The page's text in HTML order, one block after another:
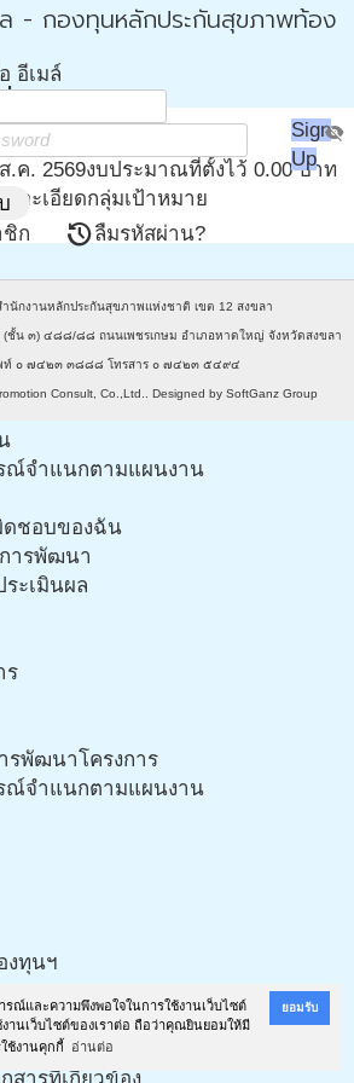
รณ์และความพึงพอใจในการใช้งานเว็บไซต์
านเว็บไซต์ของเราต่อ ถือว่าคุณยินยอมให้มี
ช้งานคุกกี้
อ่านต่อ
ยอมรับ
- กองทุนหลักประกันสุขภาพท้อง
อีเมล์
visibility_off
ชิก restoreลืมรหัสผ่าน?
Sign
Up
ณ์จำแนกตามแผนงาน
ดชอบของฉัน
ารพัฒนา
ะเมินผล
ร
รพัฒนาโครงการ
ณ์จำแนกตามแผนงาน
งทุนฯ
ทุนฯ (งาน LTC)
วทางการทำแผนฯ จากทีมวิชาการ
ะกาศ ฉบับใหม่ ปี 61
สารที่เกี่ยวข้อง
.ค. 2569งบประมาณที่ตั้งไว้ 0.00 บาท
ยละเอียดกลุ่มเป้าหมาย
ำนักงานหลักประกันสุขภาพแห่งชาติ เขต 12 สงขลา
(ชั้น ๓) ๔๘๘/๘๘ ถนนเพชรเกษม อำเภอหาดใหญ่ จังหวัดสงขลา
ท์ ๐ ๗๔๒๓ ๓๘๘๘ โทรสาร ๐ ๗๔๒๓ ๕๔๙๔
Consult, Co.,Ltd. . Designed by SoftGanz Group